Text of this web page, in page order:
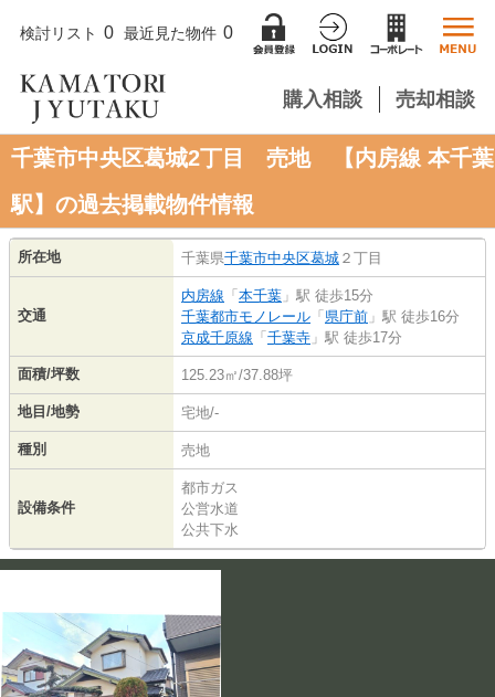
検討リスト 0 最近見た物件 0
購入相談 売却相談
千葉市中央区葛城2丁目 売地 【内房線 本千葉
駅】の過去掲載物件情報
所在地 千葉県千葉市中央区葛城 ２丁目
交通
内房線 「 本千葉 」駅 徒歩15分
千葉都市モノレール 「 県庁前 」駅 徒歩16分
京成千原線 「 千葉寺 」駅 徒歩17分
面積/坪数 125.23㎡/37.88坪
地目/地勢 宅地/-
種別 売地
設備条件
都市ガス
公営水道
公共下水